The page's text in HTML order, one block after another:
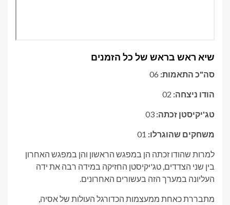
שיא ראש בראש של כל הזמנים
סה"כ התאמות:
הודו ניצחה:
טג'יקיסטן זכתה:
משחקים שהוגרלו:
למרות שהודו זכתה הן במפגש הראשון והן במפגש האחרון
בין שני הצדדים, טג'יקיסטן החזיקה במידה רבה את ידה
העליונה במערך הזה בעשורים האחרונים.
מתבררת כאחת ממעצמות הכדורגל העולות של אסיה,